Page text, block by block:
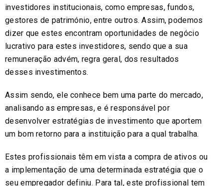
investidores institucionais, como empresas, fundos,
gestores de património, entre outros. Assim, podemos
dizer que estes encontram oportunidades de negócio
lucrativo para estes investidores, sendo que a sua
remuneração advém, regra geral, dos resultados
desses investimentos.
Assim sendo, ele conhece bem uma parte do mercado,
analisando as empresas, e é responsável por
desenvolver estratégias de investimento que aportem
um bom retorno para a instituição para a qual trabalha.
Estes profissionais têm em vista a compra de ativos ou
a implementação de uma determinada estratégia que o
seu empregador definiu. Para tal, este profissional tem